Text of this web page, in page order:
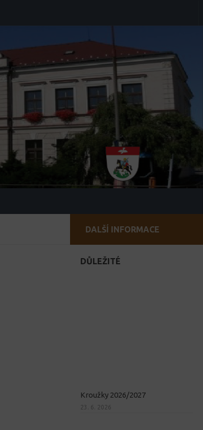
DALŠÍ INFORMACE
DŮLEŽITÉ
Kroužky 2026/2027
23. 6. 2026